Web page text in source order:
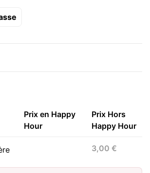
Prix en Happy
Hour
Prix Hors
Happy Hour
3,00 €